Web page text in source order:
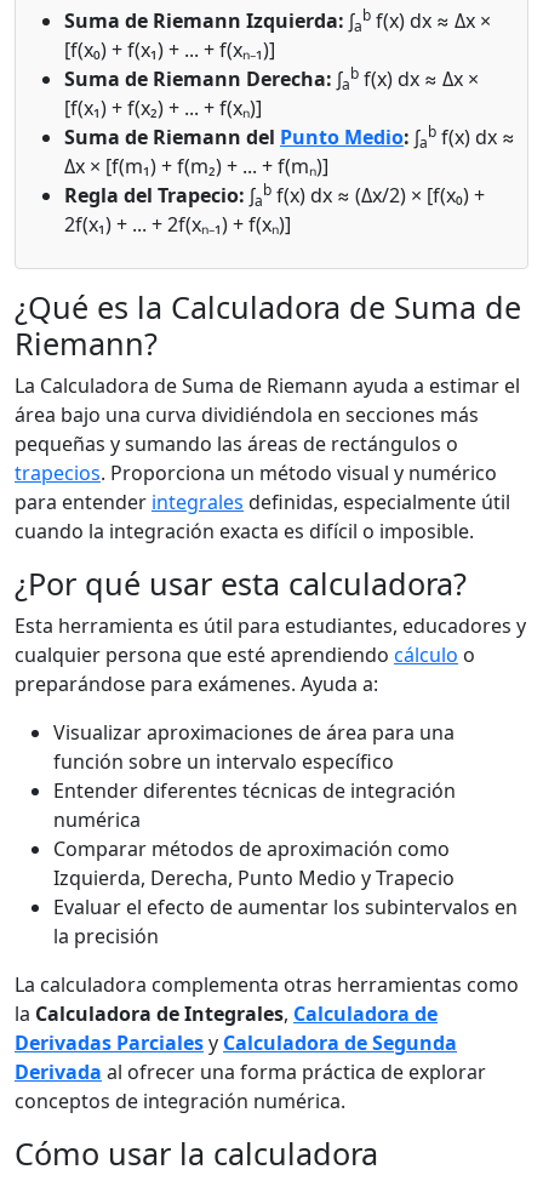
Suma de Riemann Izquierda: ∫a
b f(x) dx ≈ Δx ×
[f(x₀) + f(x₁) + ... + f(xₙ₋₁)]
Suma de Riemann Derecha: ∫a
b f(x) dx ≈ Δx ×
[f(x₁) + f(x₂) + ... + f(xₙ)]
Suma de Riemann del Punto Medio: ∫a
b f(x) dx ≈
Δx × [f(m₁) + f(m₂) + ... + f(mₙ)]
Regla del Trapecio: ∫a
b f(x) dx ≈ (Δx/2) × [f(x₀) +
2f(x₁) + ... + 2f(xₙ₋₁) + f(xₙ)]
¿Qué es la Calculadora de Suma de
Riemann?
La Calculadora de Suma de Riemann ayuda a estimar el
área bajo una curva dividiéndola en secciones más
pequeñas y sumando las áreas de rectángulos o
trapecios. Proporciona un método visual y numérico
para entender integrales definidas, especialmente útil
cuando la integración exacta es difícil o imposible.
¿Por qué usar esta calculadora?
Esta herramienta es útil para estudiantes, educadores y
cualquier persona que esté aprendiendo cálculo o
preparándose para exámenes. Ayuda a:
Visualizar aproximaciones de área para una
función sobre un intervalo específico
Entender diferentes técnicas de integración
numérica
Comparar métodos de aproximación como
Izquierda, Derecha, Punto Medio y Trapecio
Evaluar el efecto de aumentar los subintervalos en
la precisión
La calculadora complementa otras herramientas como
la Calculadora de Integrales, Calculadora de
Derivadas Parcialesy Calculadora de Segunda
Derivada al ofrecer una forma práctica de explorar
conceptos de integración numérica.
Cómo usar la calculadora